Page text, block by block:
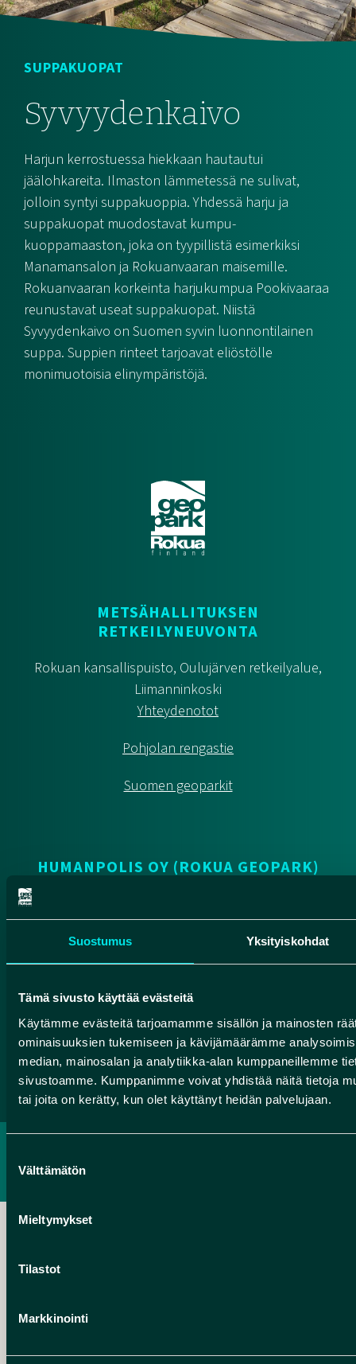
Suostumus Yksityiskohdat
Tämä sivusto käyttää evästeitä
Käytämme evästeitä tarjoamamme sisällön ja mainosten
ominaisuuksien tukemiseen ja kävijämäärämme
median, mainosalan ja analytiikka-alan kumppaneillemme
sivustoamme. Kumppanimme voivat yhdistää näitä tietoja
tai joita on kerätty, kun olet käyttänyt heidän palvelujaan.
valinta
Välttämätön
Mieltymykset
Tilastot
Markkinointi
SUPPAKUOPAT
Syvyydenkaivo
Harjun kerrostuessa hiekkaan hautautui
jäälohkareita. Ilmaston lämmetessä ne sulivat,
jolloin syntyi suppakuoppia. Yhdessä harju ja
suppakuopat muodostavat kumpu-
kuoppamaaston, joka on tyypillistä esimerkiksi
Manamansalon ja Rokuanvaaran maisemille.
Rokuanvaaran korkeinta harjukumpua Pookivaaraa
reunustavat useat suppakuopat. Niistä
Syvyydenkaivo on Suomen syvin luonnontilainen
suppa. Suppien rinteet tarjoavat eliöstölle
monimuotoisia elinympäristöjä.
METSÄHALLITUKSEN
RETKEILYNEUVONTA
Rokuan kansallispuisto, Oulujärven retkeilyalue,
Liimanninkoski
Yhteydenotot
Pohjolan rengastie
Suomen geoparkit
HUMANPOLIS OY (ROKUA GEOPARK)
91500 Muhos
info@rokuageopark.fi
Facebook
Instagram
YouTube